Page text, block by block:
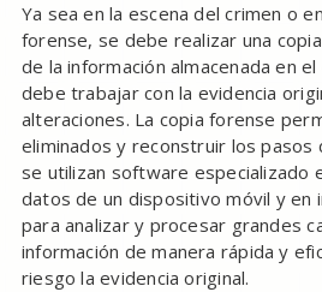
Ya sea en la escena del crimen o
forense, se debe realizar una
de la información almacenada en
debe trabajar con la evidencia
alteraciones. La copia forense
eliminados y reconstruir los pasos
se utilizan software especializado
datos de un dispositivo móvil y en
para analizar y procesar grandes
información de manera rápida y
riesgo la evidencia original.